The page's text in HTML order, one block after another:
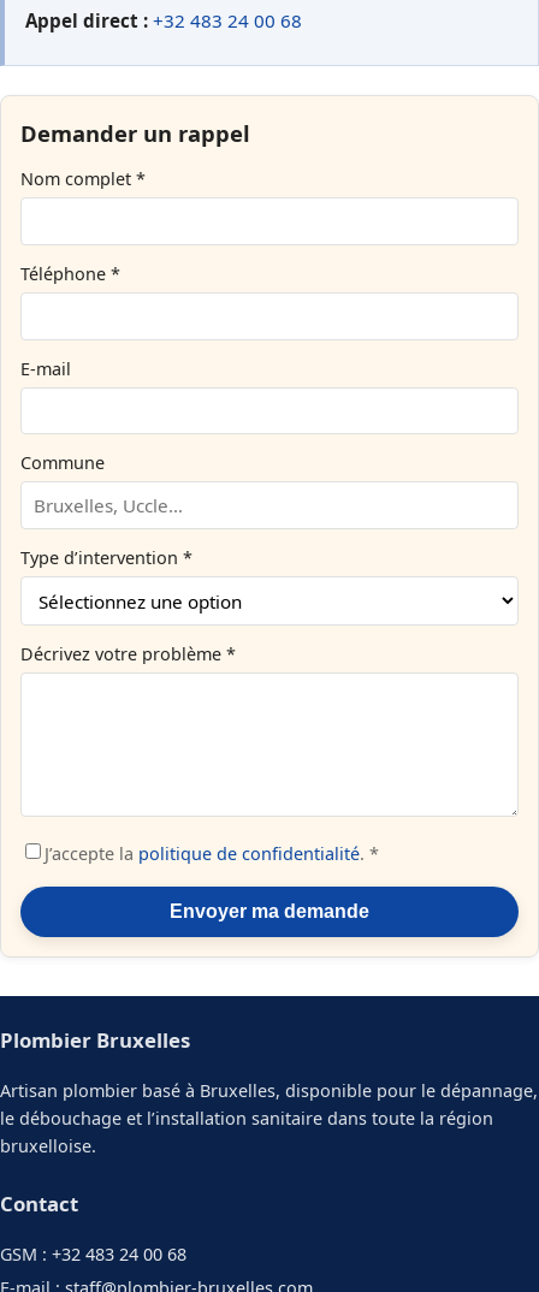
Appel direct : +32 483 24 00 68
Demander un rappel
Nom complet *
Téléphone *
E-mail
Commune
Type d’intervention *
Décrivez votre problème *
J’accepte la politique de confidentialité. *
Envoyer ma demande
Plombier Bruxelles
Artisan plombier basé à Bruxelles, disponible pour le dépannage,
le débouchage et l’installation sanitaire dans toute la région
bruxelloise.
Contact
GSM : +32 483 24 00 68